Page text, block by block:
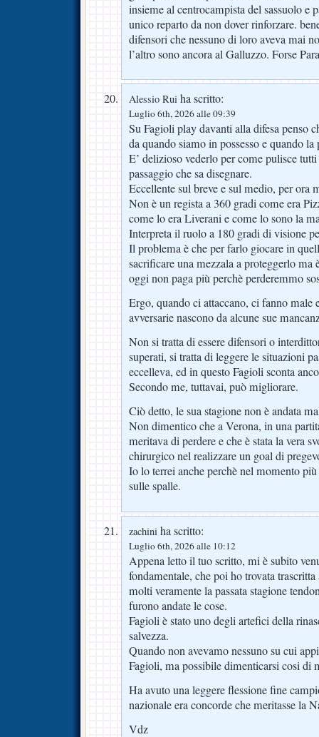
insieme al centrocampista del sassuolo e
unico reparto da non dover rinforzare.
difensori che nessuno di loro aveva mai
l’altro sono ancora al Galluzzo. Forse
Alessio Rui ha scritto:
Luglio 6th, 2026 alle 09:39
Su Fagioli play davanti alla difesa penso
da quando siamo in possesso e quando
E’ delizioso vederlo per come pulisce
passaggio che sa disegnare.
Eccellente sul breve e sul medio, per ora
Non è un regista a 360 gradi come era
come lo era Liverani e come lo sono la
Interpreta il ruolo a 180 gradi di visione
Il problema è che per farlo giocare in
sacrificare una mezzala a proteggerlo ma
oggi non paga più perchè perderemmo
Ergo, quando ci attaccano, ci fanno male
avversarie nascono da alcune sue
Non si tratta di essere difensori o
superati, si tratta di leggere le situazioni
eccelleva, ed in questo Fagioli sconta
Secondo me, tuttavai, può migliorare.
Ciò detto, le sua stagione non è andata
Non dimentico che a Verona, in una
meritava di perdere e che è stata la vera
chirurgico nel realizzare un goal di
Io lo terrei anche perchè nel momento
sulle spalle.
zachini ha scritto:
Luglio 6th, 2026 alle 10:12
Appena letto il tuo scritto, mi è subito
fondamentale, che poi ho trovata
molti veramente la passata stagione
furono andate le cose.
Fagioli è stato uno degli artefici della
salvezza.
Quando non avevamo nessuno su cui
Fagioli, ma possibile dimenticarsi cosi di
Ha avuto una leggere flessione fine
nazionale era concorde che meritasse la
Vdz